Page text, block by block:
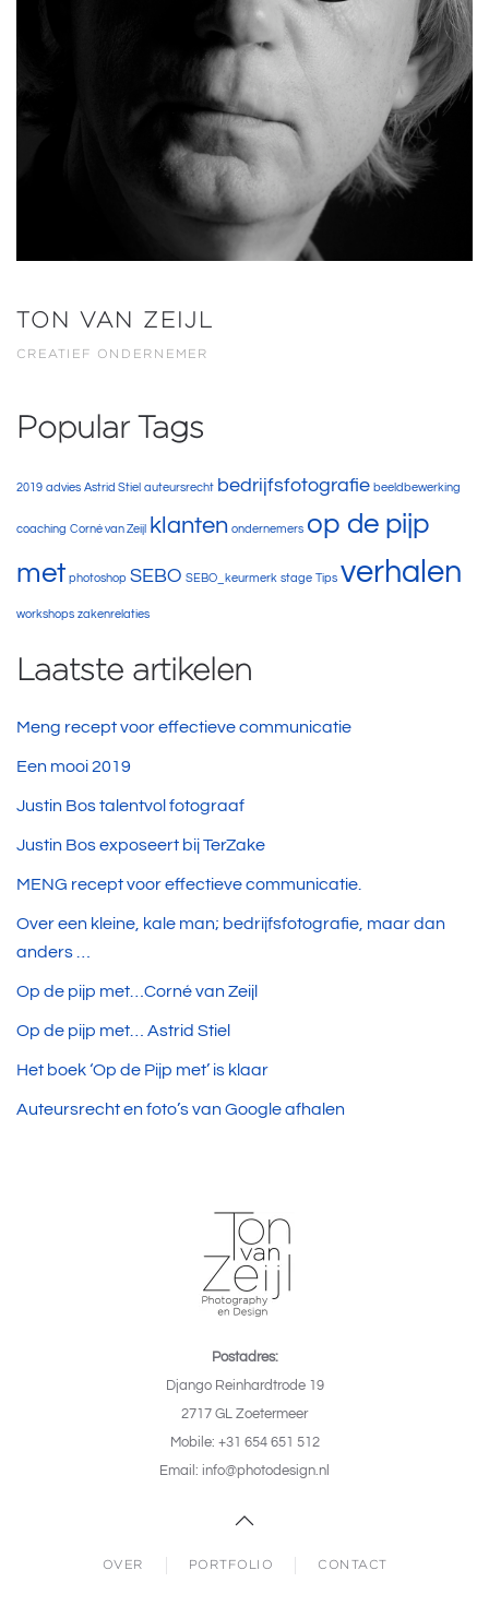
TON VAN ZEIJL
CREATIEF ONDERNEMER
Popular Tags
2019 advies Astrid Stiel auteursrecht bedrijfsfotografie beeldbewerking
coaching Corné van Zeijl klanten ondernemers op de pijp
met photoshop SEBO SEBO_keurmerk stage Tips verhalen
workshops zakenrelaties
Laatste artikelen
Meng recept voor effectieve communicatie
Een mooi 2019
Justin Bos talentvol fotograaf
Justin Bos exposeert bij TerZake
MENG recept voor effectieve communicatie.
Over een kleine, kale man; bedrijfsfotografie, maar dan
anders …
Op de pijp met…Corné van Zeijl
Op de pijp met… Astrid Stiel
Het boek ‘Op de Pijp met’ is klaar
Auteursrecht en foto’s van Google afhalen
Postadres:
Django Reinhardtrode 19
2717 GL Zoetermeer
Mobile: +31 654 651 512
Email: info@photodesign.nl
OVER PORTFOLIO CONTACT